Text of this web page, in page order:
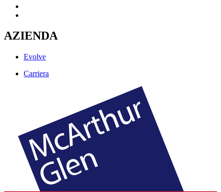
AZIENDA
Evolve
Carriera